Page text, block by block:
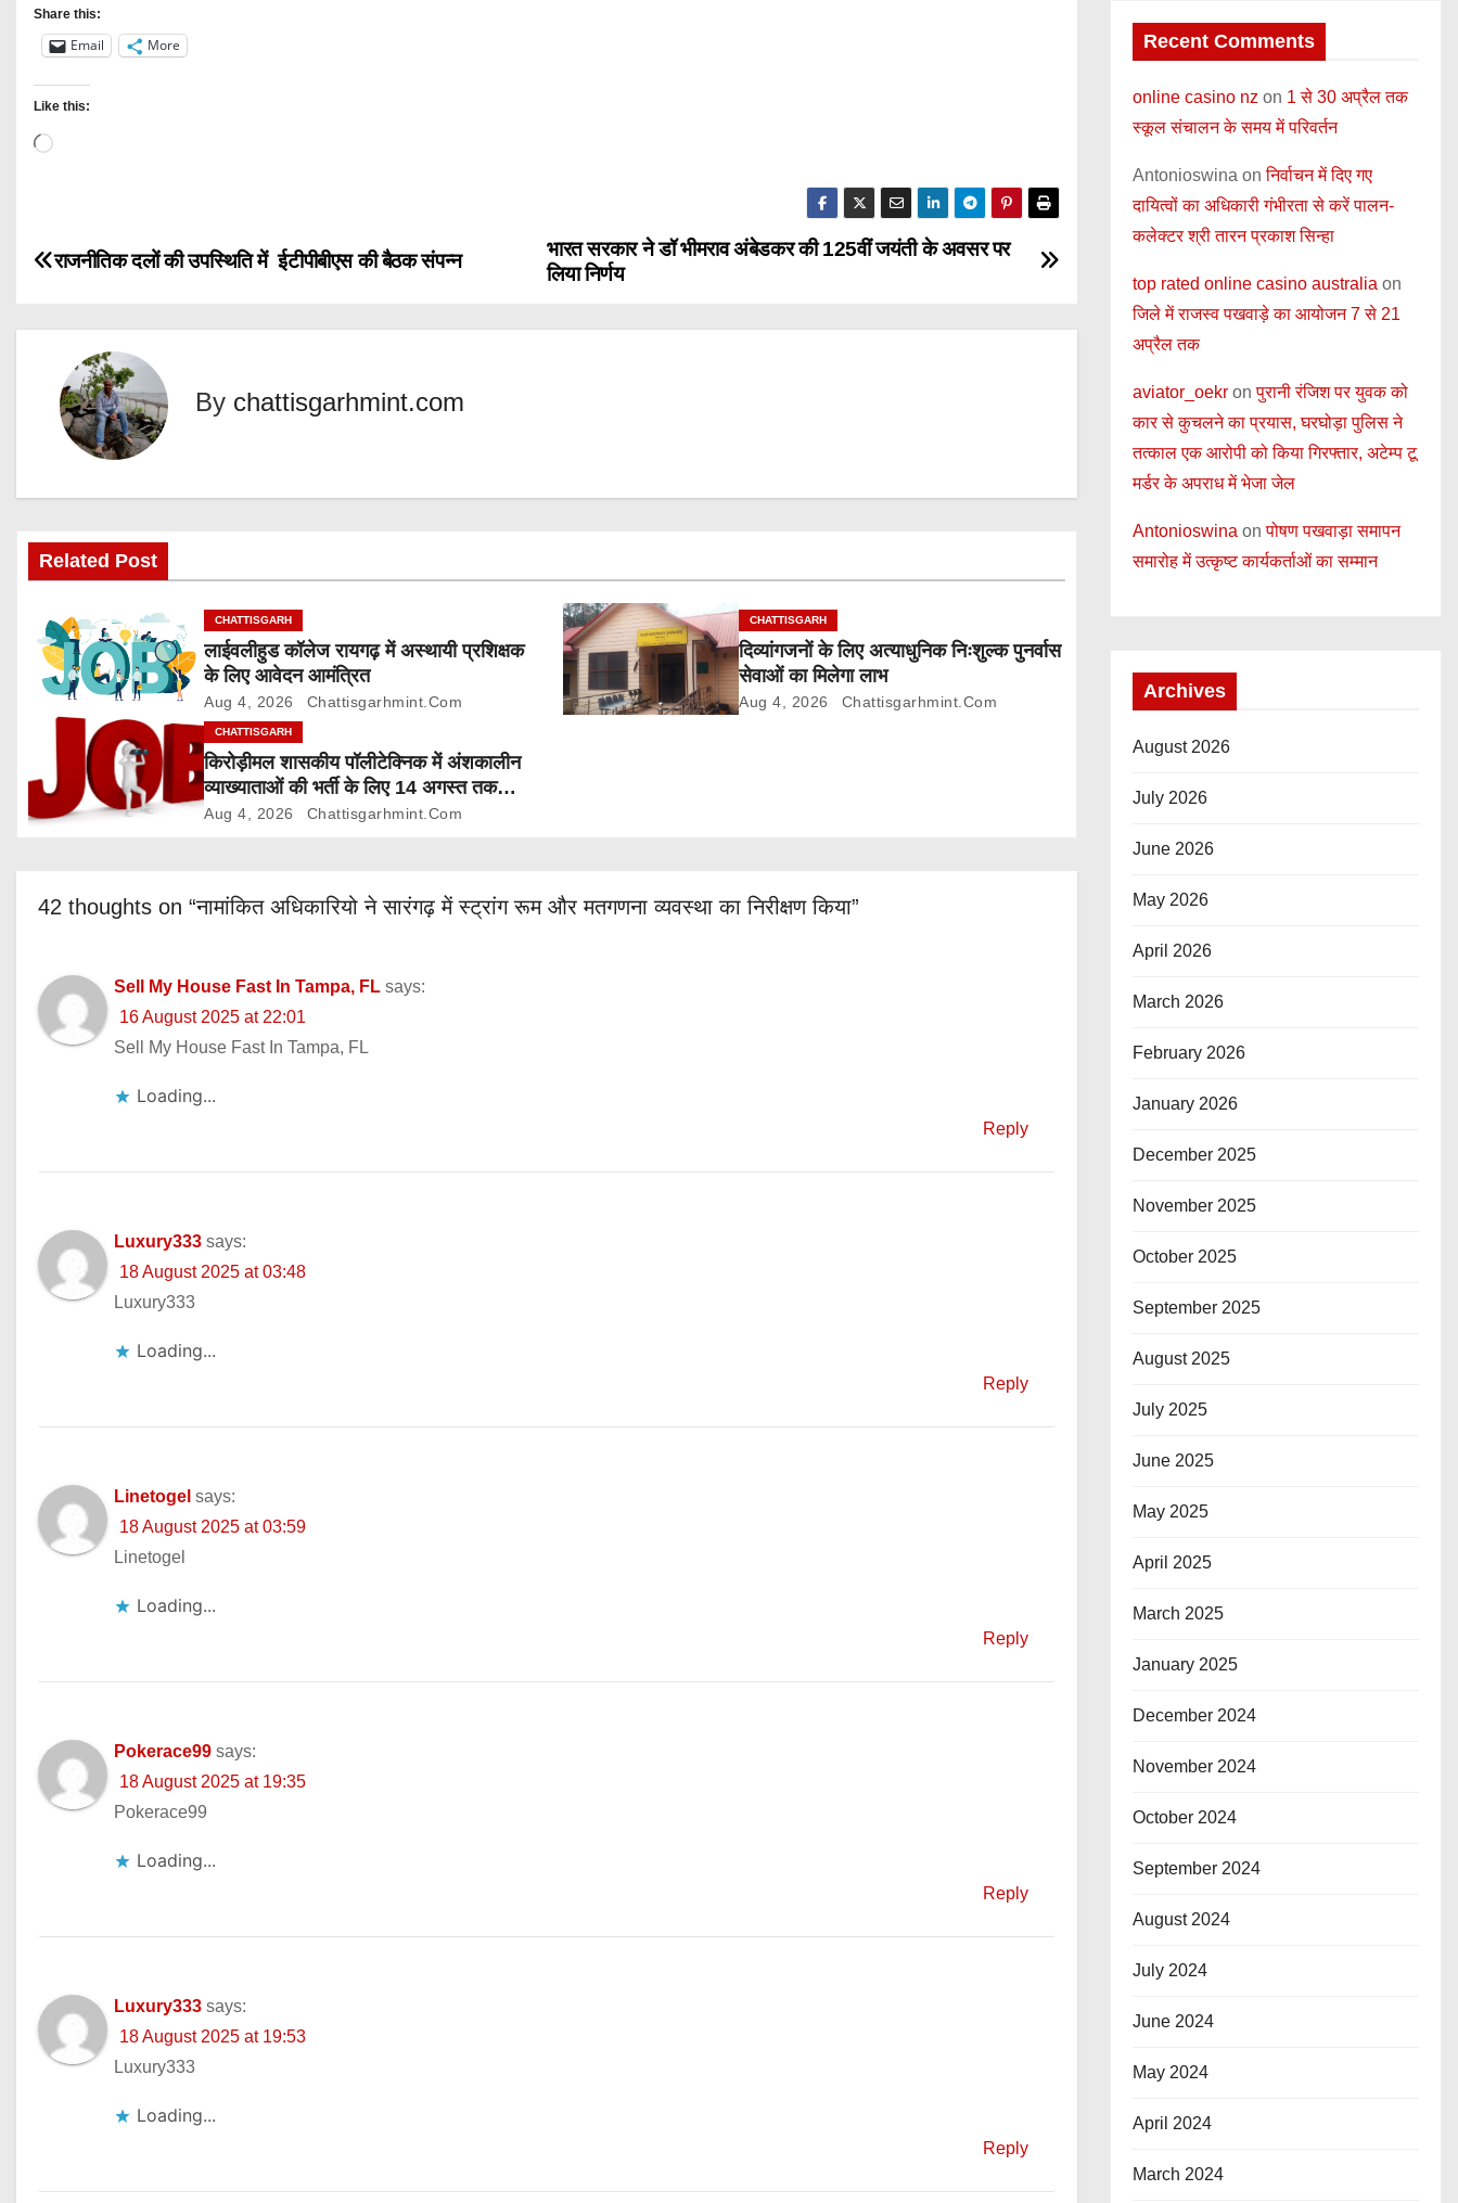
Share this:
Email More
Like this:
L
i
P
i
g
a
o
भारत सरकार ने डॉ भीमराव अंबेडकर की 125वीं जयंती के अवसर पर
लिया निर्णय
राजनीतिक दलों की उपस्थिति में ईटीपीबीएस की बैठक संपन्न
By chattisgarhmint.com
Related Post
CHATTISGARH
लाईवलीहुड कॉलेज रायगढ़ में अस्थायी प्रशिक्षक
के लिए आवेदन आमंत्रित
Aug 4, 2026 Chattisgarhmint.com
CHATTISGARH
दिव्यांगजनों के लिए अत्याधुनिक निःशुल्क पुनर्वास
सेवाओं का मिलेगा लाभ
Aug 4, 2026 Chattisgarhmint.com
CHATTISGARH
किरोड़ीमल शासकीय पॉलीटेक्निक में अंशकालीन
व्याख्याताओं की भर्ती के लिए 14 अगस्त तक
आवेदन आमंत्रित
Aug 4, 2026 Chattisgarhmint.com
42 thoughts on “नामांकित अधिकारियो ने सारंगढ़ में स्ट्रांग रूम और मतगणना व्यवस्था का निरीक्षण किया”
Sell My House Fast In Tampa, FL says:
16 August 2025 at 22:01
Sell My House Fast In Tampa, FL
Loading...
Reply
Luxury333 says:
18 August 2025 at 03:48
Luxury333
Loading...
Reply
Linetogel says:
18 August 2025 at 03:59
Linetogel
Loading...
Reply
Pokerace99 says:
18 August 2025 at 19:35
Pokerace99
Loading...
Reply
Luxury333 says:
18 August 2025 at 19:53
Luxury333
Loading...
Reply
Recent Comments
online casino nz on 1 से 30 अप्रैल तक
स्कूल संचालन के समय में परिवर्तन
Antonioswina onनिर्वाचन में दिए गए
दायित्वों का अधिकारी गंभीरता से करें पालन-
कलेक्टर श्री तारन प्रकाश सिन्हा
top rated online casino australia on
जिले में राजस्व पखवाड़े का आयोजन 7 से 21
अप्रैल तक
aviator_oekr onपुरानी रंजिश पर युवक को
कार से कुचलने का प्रयास, घरघोड़ा पुलिस ने
तत्काल एक आरोपी को किया गिरफ्तार, अटेम्प टू
मर्डर के अपराध में भेजा जेल
Antonioswina onपोषण पखवाड़ा समापन
समारोह में उत्कृष्ट कार्यकर्ताओं का सम्मान
Archives
August 2026
July 2026
June 2026
May 2026
April 2026
March 2026
February 2026
January 2026
December 2025
November 2025
October 2025
September 2025
August 2025
July 2025
June 2025
May 2025
April 2025
March 2025
January 2025
December 2024
November 2024
October 2024
September 2024
August 2024
July 2024
June 2024
May 2024
April 2024
March 2024